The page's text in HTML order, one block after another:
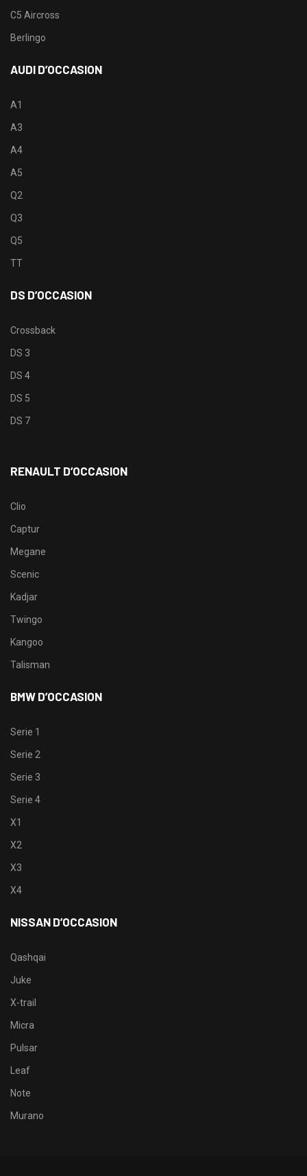
C5 Aircross
Berlingo
AUDI D’OCCASION
A1
A3
A4
A5
Q2
Q3
Q5
TT
DS D’OCCASION
Crossback
DS 3
DS 4
DS 5
DS 7
RENAULT D’OCCASION
Clio
Captur
Megane
Scenic
Kadjar
Twingo
Kangoo
Talisman
BMW D’OCCASION
Serie 1
Serie 2
Serie 3
Serie 4
X1
X2
X3
X4
NISSAN D’OCCASION
Qashqai
Juke
X-trail
Micra
Pulsar
Leaf
Note
Murano